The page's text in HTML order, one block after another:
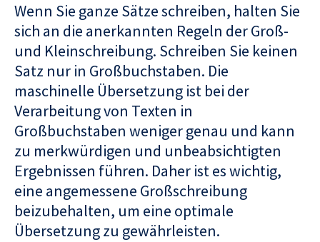
Wenn Sie ganze Sätze schreiben, halten Sie
sich an die anerkannten Regeln der Groß-
und Kleinschreibung. Schreiben Sie keinen
Satz nur in Großbuchstaben. Die
maschinelle Übersetzung ist bei der
Verarbeitung von Texten in
Großbuchstaben weniger genau und kann
zu merkwürdigen und unbeabsichtigten
Ergebnissen führen. Daher ist es wichtig,
eine angemessene Großschreibung
beizubehalten, um eine optimale
Übersetzung zu gewährleisten.